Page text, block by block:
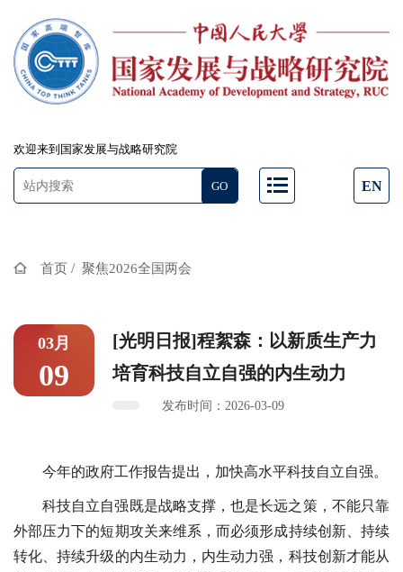
欢迎来到国家发展与战略研究院
EN
首页 / 聚焦2026全国两会
03月
09
[光明日报]程絮森：以新质生产力
培育科技自立自强的内生动力
发布时间：2026-03-09
今年的政府工作报告提出，加快高水平科技自立自强。
科技自立自强既是战略支撑，也是长远之策，不能只靠
外部压力下的短期攻关来维系，而必须形成持续创新、持续
转化、持续升级的内生动力，内生动力强，科技创新才能从